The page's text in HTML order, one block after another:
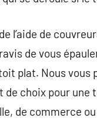
l’aide de
de vous
plat. Nous vous
de choix pour une
de commerce